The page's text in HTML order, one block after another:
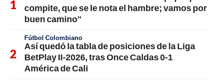
compite, que se le nota el hambre; vamos por
buen camino"
Fútbol Colombiano
Así quedó la tabla de posiciones de la Liga
BetPlay II-2026, tras Once Caldas 0-1
América de Cali